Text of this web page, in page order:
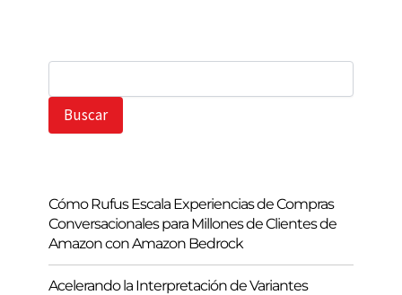
Buscar
Cómo Rufus Escala Experiencias de Compras
Conversacionales para Millones de Clientes de
Amazon con Amazon Bedrock
Acelerando la Interpretación de Variantes